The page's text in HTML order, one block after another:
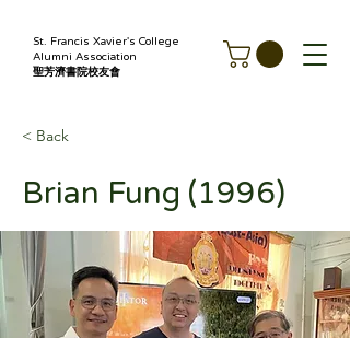
St. Francis Xavier's College
Alumni Association
聖芳濟書院校友會
< Back
Brian Fung (1996)